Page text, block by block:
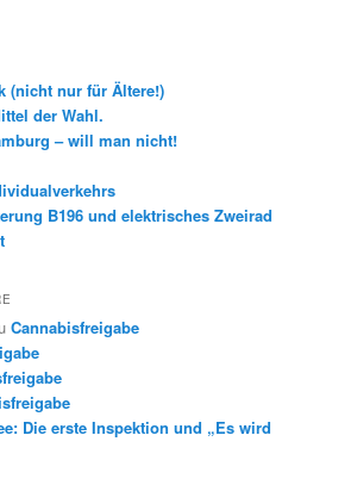
(nicht nur für Ältere!)
der Wahl.
– will man nicht!
B196 und elektrisches Zweirad
Cannabisfreigabe
Die erste Inspektion und „Es wird